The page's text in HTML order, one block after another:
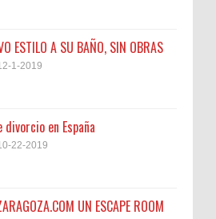
ESTILO A SU BAÑO, SIN OBRAS
1-2019
divorcio en España
22-2019
UN ESCAPE ROOM